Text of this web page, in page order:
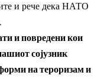
и рече дека НАТО
и повредени кои
сојузник
на тероризам и